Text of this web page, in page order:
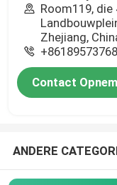
Room119,
Zhejiang,
Contact
ANDERE